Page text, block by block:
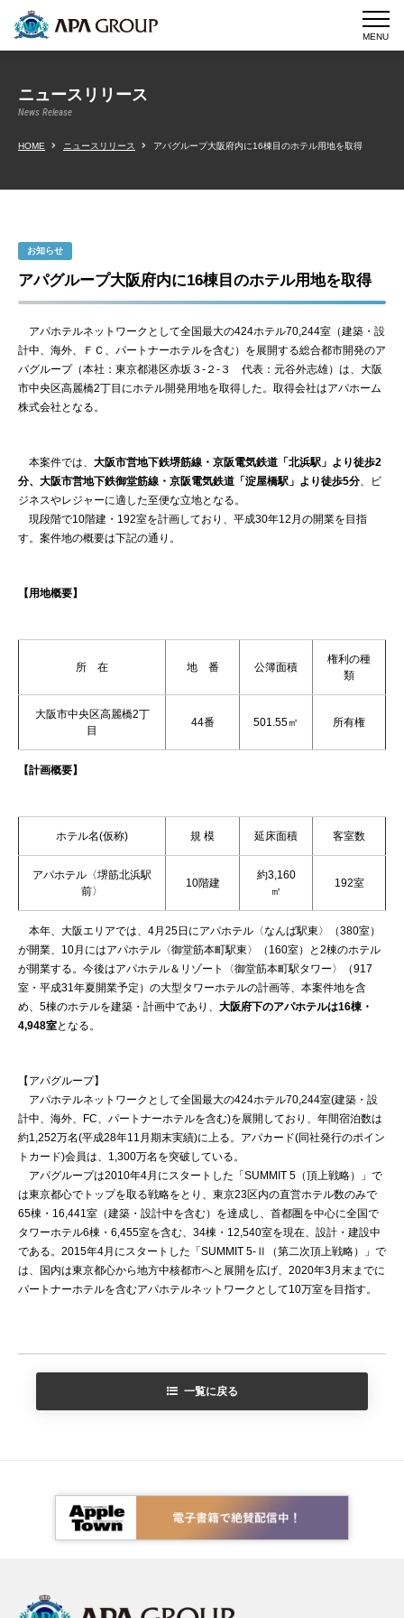
MENU
ニュースリリース
News Release
HOME ニュースリリース アパグループ大阪府内に16棟目のホテル用地を取得
お知らせ
アパグループ大阪府内に16棟目のホテル用地を取得
アパホテルネットワークとして全国最大の424ホテル70,244室（建築・設
計中、海外、ＦＣ、パートナーホテルを含む）を展開する総合都市開発のア
パグループ（本社：東京都港区赤坂３-２-３ 代表：元谷外志雄）は、大阪
市中央区高麗橋2丁目にホテル開発用地を取得した。取得会社はアパホーム
株式会社となる。
本案件では、 大阪市営地下鉄堺筋線・京阪電気鉄道「北浜駅」より徒歩2
分、大阪市営地下鉄御堂筋線・京阪電気鉄道「淀屋橋駅」より徒歩5分 、ビ
ジネスやレジャーに適した至便な立地となる。
現段階で10階建・192室を計画しており、平成30年12月の開業を目指
す。案件地の概要は下記の通り。
【用地概要】
所 在 地 番 公簿面積
権利の種
類
大阪市中央区高麗橋2丁
目
44番 501.55㎡ 所有権
【計画概要】
ホテル名(仮称) 規 模 延床面積 客室数
アパホテル〈堺筋北浜駅
前〉
10階建
約3,160
㎡
192室
本年、大阪エリアでは、4月25日にアパホテル〈なんば駅東〉（380室）
が開業、10月にはアパホテル〈御堂筋本町駅東〉（160室）と2棟のホテル
が開業する。今後はアパホテル＆リゾート〈御堂筋本町駅タワー〉（917
室・平成31年夏開業予定）の大型タワーホテルの計画等、本案件地を含
め、5棟のホテルを建築・計画中であり、 大阪府下のアパホテルは16棟・
4,948室となる。
【アパグループ】
アパホテルネットワークとして全国最大の424ホテル70,244室(建築・設
計中、海外、FC、パートナーホテルを含む)を展開しており、年間宿泊数は
約1,252万名(平成28年11月期末実績)に上る。アパカード(同社発行のポイン
トカード)会員は、1,300万名を突破している。
アパグループは2010年4月にスタートした「SUMMIT 5（頂上戦略）」で
は東京都心でトップを取る戦略をとり、東京23区内の直営ホテル数のみで
65棟・16,441室（建築・設計中を含む）を達成し、首都圏を中心に全国で
タワーホテル6棟・6,455室を含む、34棟・12,540室を現在、設計・建設中
である。2015年4月にスタートした「SUMMIT 5-Ⅱ（第二次頂上戦略）」で
は、国内は東京都心から地方中核都市へと展開を広げ、2020年3月末までに
パートナーホテルを含むアパホテルネットワークとして10万室を目指す。
一覧に戻る